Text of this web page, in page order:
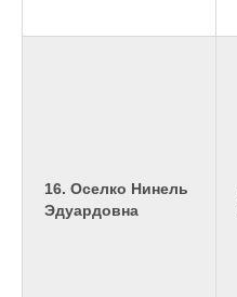
16. Оселко Нинель
Эдуардовна